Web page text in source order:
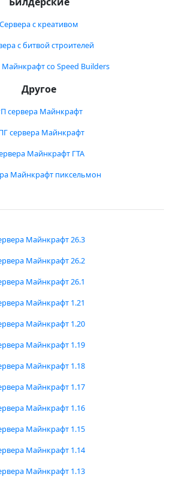
Сервера с креативом
с битвой строителей
со Speed Builders
Другое
сервера Майнкрафт
сервера Майнкрафт
Майнкрафт ГТА
Майнкрафт пиксельмон
Майнкрафт 26.3
Майнкрафт 26.2
Майнкрафт 26.1
Майнкрафт 1.21
Майнкрафт 1.20
Майнкрафт 1.19
Майнкрафт 1.18
Майнкрафт 1.17
Майнкрафт 1.16
Майнкрафт 1.15
Майнкрафт 1.14
Майнкрафт 1.13